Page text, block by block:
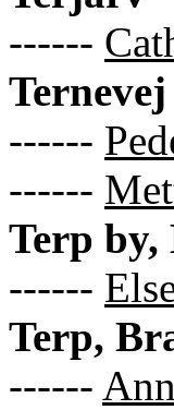
------
------
------
Terp by,
------
Terp,
------